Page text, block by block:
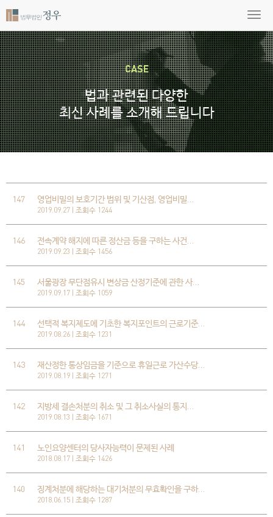
CASE
법과 관련된 다양한
최신 사례를 소개해 드립니다
147 영업비밀의 보호기간 범위 및 기산점, 영업비밀…
2019.09.27 | 조회수 1244
146 전속계약 해지에 따른 정산금 등을 구하는 사건…
2019.09.23 | 조회수 1456
145 서울광장 무단점유시 변상금 산정기준에 관한 사…
2019.09.17 | 조회수 1059
144 선택적 복지제도에 기초한 복지포인트의 근로기준…
2019.08.26 | 조회수 1231
143 재산정한 통상임금을 기준으로 휴일근로 가산수당…
2019.08.19 | 조회수 1271
142 지방세 결손처분의 취소 및 그 취소사실의 통지…
2019.08.13 | 조회수 1671
141 노인요양센터의 당사자능력이 문제된 사례
2018.08.17 | 조회수 1426
140 징계처분에 해당하는 대기처분의 무효확인을 구하…
2018.06.15 | 조회수 1287